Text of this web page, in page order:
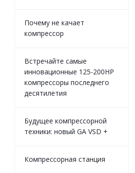
Почему не качает
компрессор
Встречайте самые
инновационные 125-200HP
компрессоры последнего
десятилетия
Будущее компрессорной
техники: новый GA VSD +
Компрессорная станция